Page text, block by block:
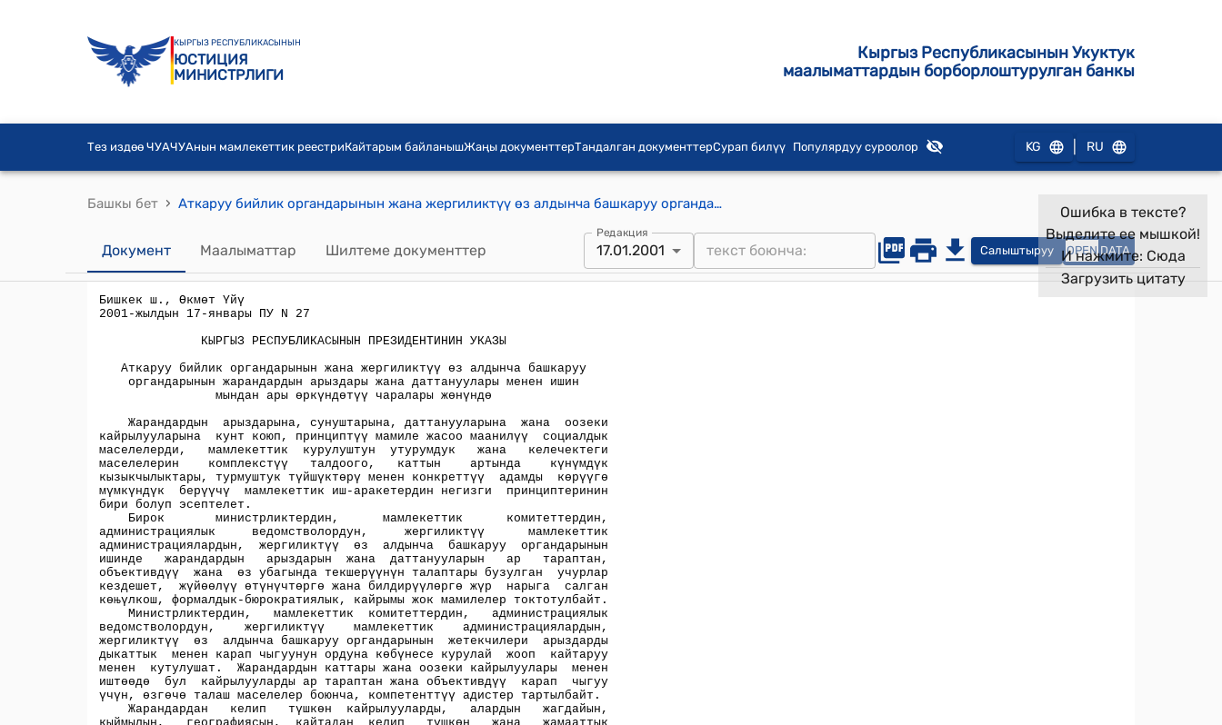
КЫРГЫЗ РЕСПУБЛИКАСЫНЫН
ЮСТИЦИЯ
МИНИСТРЛИГИ
Кыргыз Республикасынын Укуктук
маалыматтардын борборлоштурулган банкы
Тез издөө ЧУАЧУАнын мамлекеттик реестриКайтарым байланышЖаңы документтерТандалган документтерСурап билүү Популярдуу суроолор KG RU
Башкы бет › Аткаруу бийлик органдарынын жана жергиликтүү өз алдынча башкаруу органдарынын жарандардын арыздары жана даттануулары менен ишин мындан ары өркүндөтүү чаралары жөнүндө
Документ Маалыматтар Шилтеме документтер
Редакция
17.01.2001 Салыштыруу OPEN DATA
Ошибка в тексте?
Выделите ее мышкой!
И нажмите: Сюда
Загрузить цитату